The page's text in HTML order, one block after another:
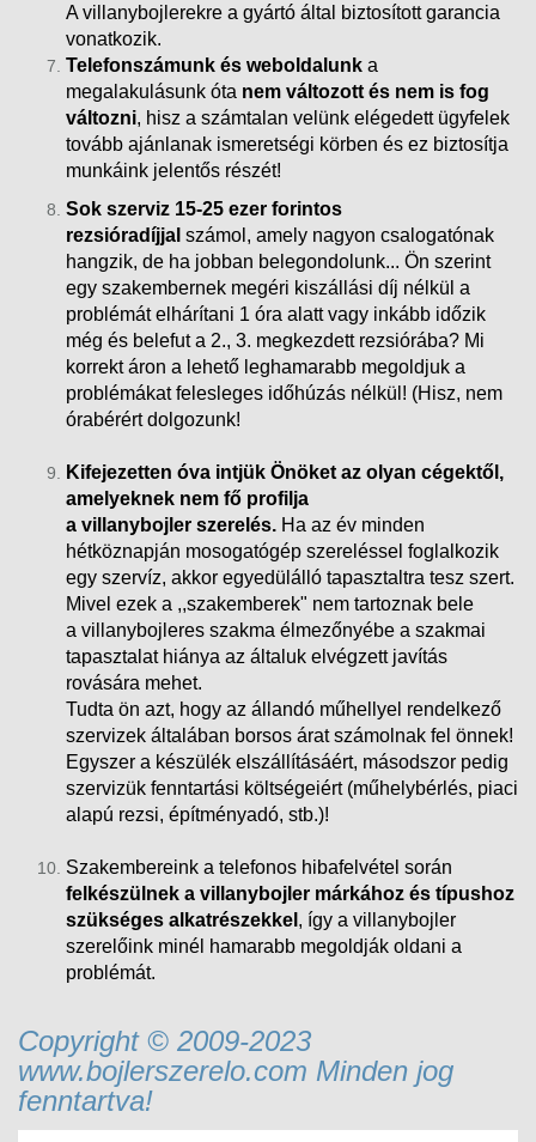
A villanybojlerekre a gyártó által biztosított garancia
vonatkozik.
Telefonszámunk és weboldalunk a
megalakulásunk óta nem változott és nem is fog
változni, hisz a számtalan velünk elégedett ügyfelek
tovább ajánlanak ismeretségi körben és ez biztosítja
munkáink jelentős részét!
Sok szerviz 15-25 ezer forintos
rezsióradíjjal számol, amely nagyon csalogatónak
hangzik, de ha jobban belegondolunk... Ön szerint
egy szakembernek megéri kiszállási díj nélkül a
problémát elhárítani 1 óra alatt vagy inkább időzik
még és belefut a 2., 3. megkezdett rezsiórába? Mi
korrekt áron a lehető leghamarabb megoldjuk a
problémákat felesleges időhúzás nélkül! (Hisz, nem
órabérért dolgozunk!
Kifejezetten óva intjük Önöket az olyan cégektől,
amelyeknek nem fő profilja
a villanybojler szerelés. Ha az év minden
hétköznapján mosogatógép szereléssel foglalkozik
egy szervíz, akkor egyedülálló tapasztaltra tesz szert.
Mivel ezek a ,,szakemberek" nem tartoznak bele
a villanybojleres szakma élmezőnyébe a szakmai
tapasztalat hiánya az általuk elvégzett javítás
rovására mehet.
Tudta ön azt, hogy az állandó műhellyel rendelkező
szervizek általában borsos árat számolnak fel önnek!
Egyszer a készülék elszállításáért, másodszor pedig
szervizük fenntartási költségeiért (műhelybérlés, piaci
alapú rezsi, építményadó, stb.)!
Szakembereink a telefonos hibafelvétel során
felkészülnek a villanybojler márkához és típushoz
szükséges alkatrészekkel , így a villanybojler
szerelőink minél hamarabb megoldják oldani a
problémát.
Copyright © 2009-2023
www.bojlerszerelo.com Minden jog
fenntartva!